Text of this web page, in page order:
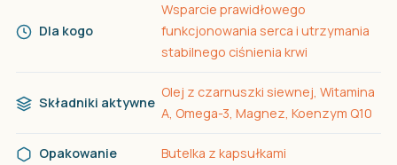
Dla kogo
Wsparcie prawidłowego
funkcjonowania serca i utrzymania
stabilnego ciśnienia krwi
Składniki aktywne
Olej z czarnuszki siewnej, Witamina
A, Omega-3, Magnez, Koenzym Q10
Opakowanie Butelka z kapsułkami